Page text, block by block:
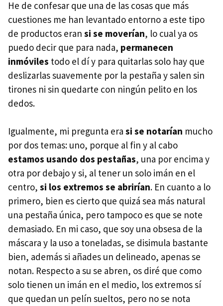
He de confesar que una de las cosas que más
cuestiones me han levantado entorno a este tipo
de productos eran si se moverían, lo cual ya os
puedo decir que para nada, permanecen
inmóviles todo el dí y para quitarlas solo hay que
deslizarlas suavemente por la pestaña y salen sin
tirones ni sin quedarte con ningún pelito en los
dedos.
Igualmente, mi pregunta era si se notarían mucho
por dos temas: uno, porque al fin y al cabo
estamos usando dos pestañas, una por encima y
otra por debajo y si, al tener un solo imán en el
centro, si los extremos se abrirían. En cuanto a lo
primero, bien es cierto que quizá sea más natural
una pestaña única, pero tampoco es que se note
demasiado. En mi caso, que soy una obsesa de la
máscara y la uso a toneladas, se disimula bastante
bien, además si añades un delineado, apenas se
notan. Respecto a su se abren, os diré que como
solo tienen un imán en el medio, los extremos sí
que quedan un pelín sueltos, pero no se nota